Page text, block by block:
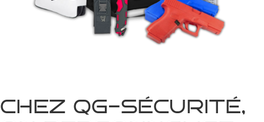
CHEZ QG-SÉCURITÉ,